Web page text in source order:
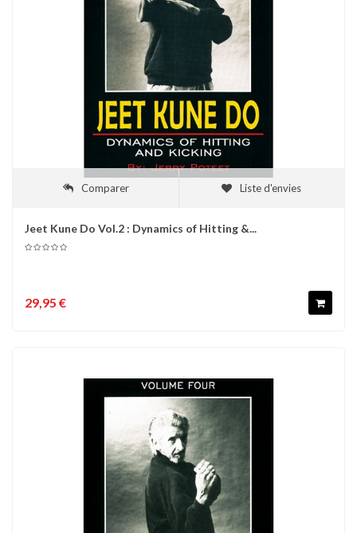
Comparer Liste d'envies
Jeet Kune Do Vol.2 : Dynamics of Hitting &...
29,95 €